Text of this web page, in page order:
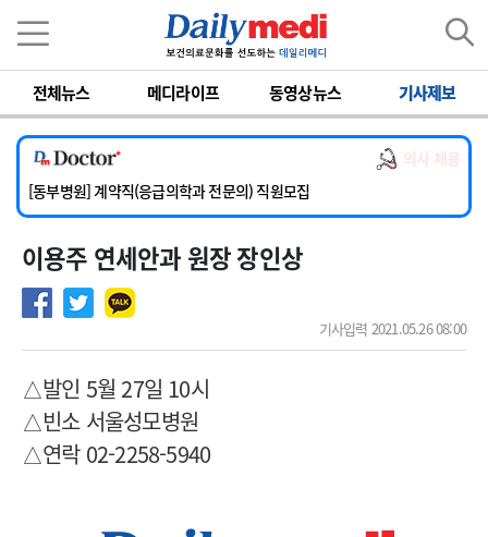
전체뉴스 메디라이프 동영상뉴스 기사제보
의사 채용
[서울아산병원] 2026년 하반기 인턴 모집
[영남대학교의료원] 마취통증의학과 임기제 임상의사 채용
[충남대학교병원] 소아청소년과(소아응급전담) 계약직 의사 공개채용
[동부병원] 계약직(응급의학과 전문의) 직원모집
[이대목동병원] 하반기 전공의(레지던트1년차) 모집
[서울아산병원] 2026년 하반기 인턴 모집
[영남대학교의료원] 마취통증의학과 임기제 임상의사 채용
이용주 연세안과 원장 장인상
기사입력 2021.05.26 08:00
△발인 5월 27일 10시
△빈소 서울성모병원
△연락 02-2258-5940